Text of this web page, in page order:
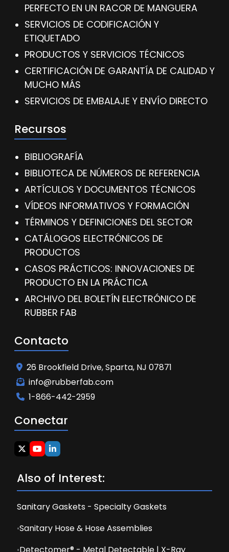
PERFECTO EN UN RACOR DE MANGUERA
SERVICIOS DE CODIFICACIÓN Y
ETIQUETADO
PRODUCTOS Y SERVICIOS TÉCNICOS
CERTIFICACIÓN DE GARANTÍA DE CALIDAD Y
MUCHO MÁS
SERVICIOS DE EMBALAJE Y ENVÍO DIRECTO
Recursos
BIBLIOGRAFÍA
BIBLIOTECA DE NÚMEROS DE REFERENCIA
ARTÍCULOS Y DOCUMENTOS TÉCNICOS
VÍDEOS INFORMATIVOS Y FORMACIÓN
TÉRMINOS Y DEFINICIONES DEL SECTOR
CATÁLOGOS ELECTRÓNICOS DE
PRODUCTOS
CASOS PRÁCTICOS: INNOVACIONES DE
PRODUCTO EN LA PRÁCTICA
ARCHIVO DEL BOLETÍN ELECTRÓNICO DE
RUBBER FAB
Contacto
26 Brookfield Drive, Sparta, NJ 07871
info@rubberfab.com
1-866-442-2959
Conectar
Also of Interest:
Sanitary Gaskets - Specialty Gaskets
Sanitary Hose & Hose Assemblies